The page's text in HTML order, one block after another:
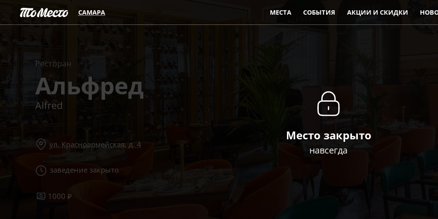
САМАРА МЕСТА СОБЫТИЯ АКЦИИ И СКИДКИ
Ресторан
Альфред
Alfred
ул. Красноармейская, д. 4
заведение закрыто
1000 ₽
Место закрыто
навсегда